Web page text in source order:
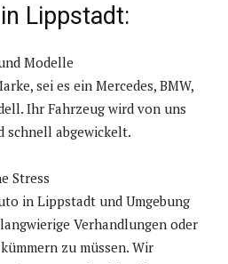
Lippstadt:
Modelle
sei es ein Mercedes, BMW,
Ihr Fahrzeug wird von uns
schnell abgewickelt.
Stress
in Lippstadt und Umgebung
Verhandlungen oder
zu müssen. Wir